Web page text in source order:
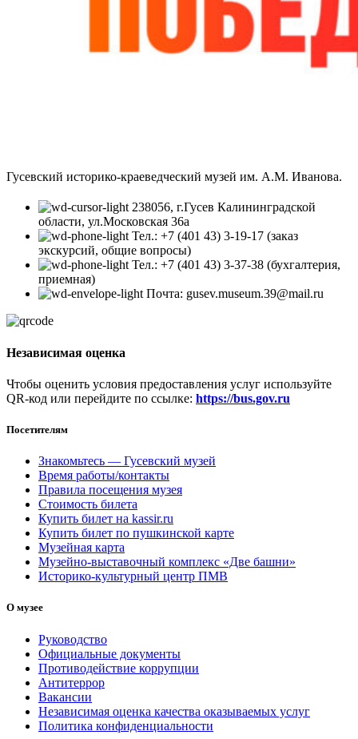
Гусевский историко-краеведческий музей им. А.М. Иванова.
238056, г.Гусев Калининградской
области, ул.Московская 36а
Тел.: +7 (401 43) 3-19-17 (заказ
экскурсий, общие вопросы)
Тел.: +7 (401 43) 3-37-38 (бухгалтерия,
приемная)
Почта: gusev.museum.39@mail.ru
Независимая оценка
Чтобы оценить условия предоставления услуг используйте
QR-код или перейдите по ссылке: https://bus.gov.ru
Посетителям
Знакомьтесь — Гусевский музей
Время работы/контакты
Правила посещения музея
Стоимость билета
Купить билет на kassir.ru
Купить билет по пушкинской карте
Музейная карта
Музейно-выставочный комплекс «Две башни»
Историко-культурный центр ПМВ
О музее
Руководство
Официальные документы
Противодействие коррупции
Антитеррор
Вакансии
Независимая оценка качества оказываемых услуг
Политика конфиденциальности